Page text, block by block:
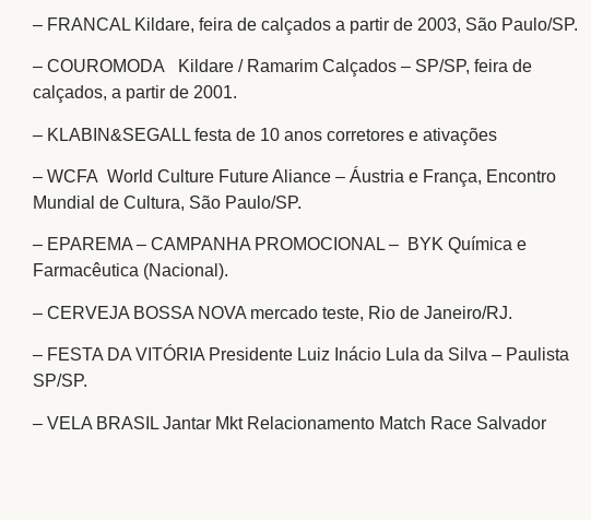
– FRANCAL Kildare, feira de calçados a partir de 2003, São Paulo/SP.
– COUROMODA Kildare / Ramarim Calçados – SP/SP, feira de
calçados, a partir de 2001.
– KLABIN&SEGALL festa de 10 anos corretores e ativações
– WCFA World Culture Future Aliance – Áustria e França, Encontro
Mundial de Cultura, São Paulo/SP.
– EPAREMA – CAMPANHA PROMOCIONAL – BYK Química e
Farmacêutica (Nacional).
– CERVEJA BOSSA NOVA mercado teste, Rio de Janeiro/RJ.
– FESTA DA VITÓRIA Presidente Luiz Inácio Lula da Silva – Paulista
SP/SP.
– VELA BRASIL Jantar Mkt Relacionamento Match Race Salvador